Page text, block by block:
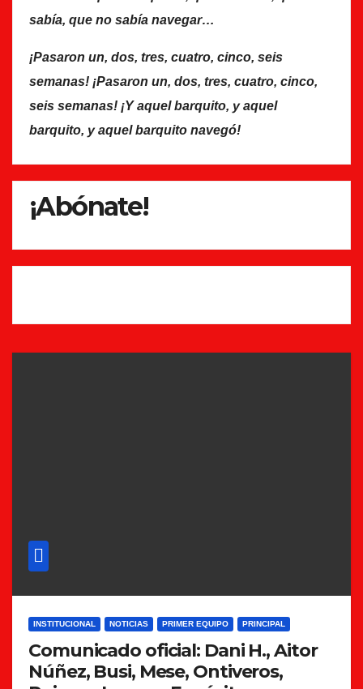
sabía, que no sabía navegar…
¡Pasaron un, dos, tres, cuatro, cinco, seis
semanas! ¡Pasaron un, dos, tres, cuatro, cinco,
seis semanas! ¡Y aquel barquito, y aquel
barquito, y aquel barquito navegó!
¡Abónate!
INSTITUCIONAL NOTICIAS PRIMER EQUIPO PRINCIPAL
Comunicado oficial: Dani H., Aitor
Núñez, Busi, Mese, Ontiveros,